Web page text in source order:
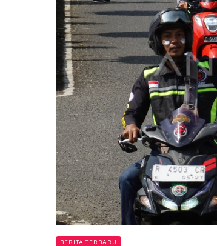
BERITA TERBARU